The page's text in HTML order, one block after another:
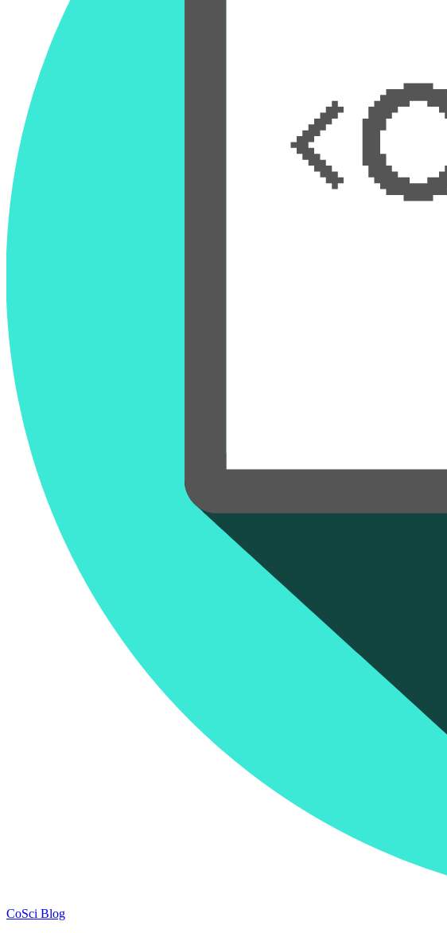
CoSci Blog